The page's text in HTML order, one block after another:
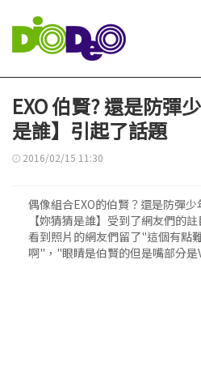
EXO 伯賢? 還是防彈
是誰】引起了話題
2016/02/15 11:30
偶像組合EXO的伯賢？還是防彈
【妳猜猜是誰】受到了網友們的註
看到照片的網友們留了"這個有點
啊"，"眼睛是伯賢的但是嘴部分是